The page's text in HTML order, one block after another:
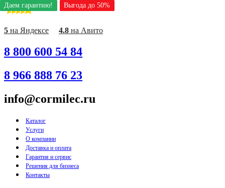
Перейти
к
содержимому
5 на Яндексе 4.8 на Авито
8 800 600 54 84
8 966 888 76 23
info@cormilec.ru
Каталог
Услуги
О компании
Доставка и оплата
Гарантия и сервис
Решения для бизнеса
Контакты
Даем гарантию! Выгода до 50%
Даем гарантию! Выгода до 50%
Даем гарантию! Выгода до 50%
Даем гарантию! Выгода до 50%
Даем гарантию! Выгода до 50%
Даем гарантию! Выгода до 50%
Даем гарантию! Выгода до 50%
Даем гарантию! Выгода до 50%
Даем гарантию! Выгода до 50%